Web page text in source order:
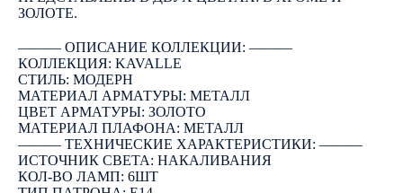
ЗОЛОТЕ.
――― ОПИСАНИЕ КОЛЛЕКЦИИ: ―――
КОЛЛЕКЦИЯ: KAVALLE
СТИЛЬ: МОДЕРН
МАТЕРИАЛ АРМАТУРЫ: МЕТАЛЛ
ЦВЕТ АРМАТУРЫ: ЗОЛОТО
МАТЕРИАЛ ПЛАФОНА: МЕТАЛЛ
――― ТЕХНИЧЕСКИЕ ХАРАКТЕРИСТИКИ: ―――
ИСТОЧНИК СВЕТА: НАКАЛИВАНИЯ
КОЛ-ВО ЛАМП: 6ШТ